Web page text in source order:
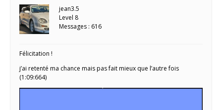
jean3.5
Level 8
Messages : 616
Félicitation !
j’ai retenté ma chance mais pas fait mieux que l’autre fois
(1:09:664)